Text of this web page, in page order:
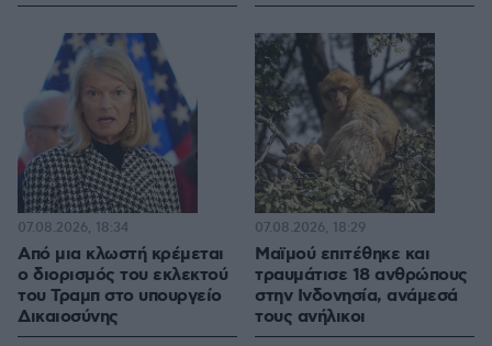
Από μια κλωστή κρέμεται
ο διορισμός του εκλεκτού
του Τραμπ στο υπουργείο
Δικαιοσύνης
07.08.2026, 18:34
Μαϊμού επιτέθηκε και
τραυμάτισε 18 ανθρώπους
στην Ινδονησία, ανάμεσά
τους ανήλικοι
07.08.2026, 18:29